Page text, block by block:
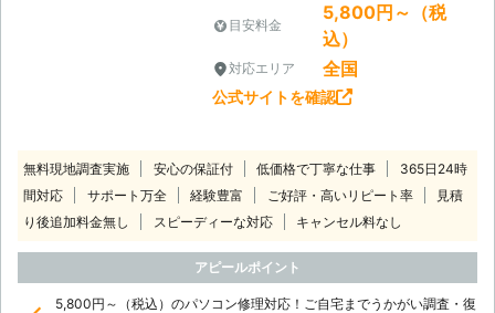
目安料金
5,800円～（税
込）
対応エリア 全国
公式サイトを確認
無料現地調査実施 安心の保証付 低価格で丁寧な仕事
365日24時
間対応
サポート万全 経験豊富 ご好評・高いリピート率
見積
り後追加料金無し
スピーディーな対応 キャンセル料なし
アピールポイント
5,800円～（税込）のパソコン修理対応！ご自宅までうかがい調査・復